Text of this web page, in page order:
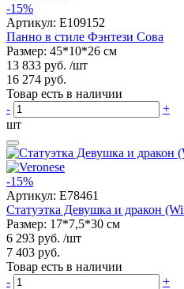
-15%
Артикул: E109152
Панно в стиле Фэнтези Сова
Размер: 45*10*26 см
13 833 руб. /шт
16 274 руб.
Товар есть в наличии
-
+
шт
-15%
Артикул: E78461
Статуэтка Девушка и дракон
Размер: 17*7,5*30 см
6 293 руб. /шт
7 403 руб.
Товар есть в наличии
-
+